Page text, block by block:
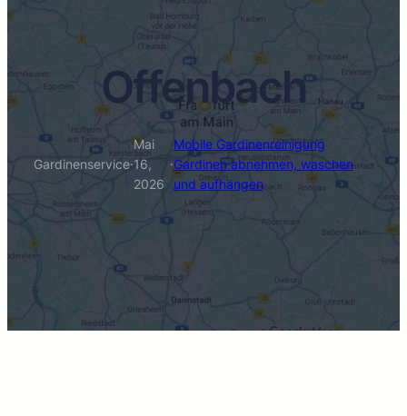
Offenbach
Gardinenservice·
Mai
16,
2026
·
Mobile Gardinenreinigung
Gardinen abnehmen, waschen
und aufhängen